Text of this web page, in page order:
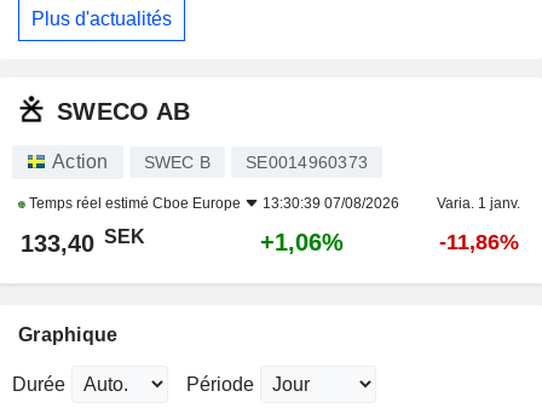
Plus d'actualités
SWECO AB
Action SWEC B SE0014960373
Temps réel estimé Cboe Europe 13:30:39 07/08/2026 Varia. 1 janv.
133,40 SEK +1,06% -11,86%
Graphique
Durée Période